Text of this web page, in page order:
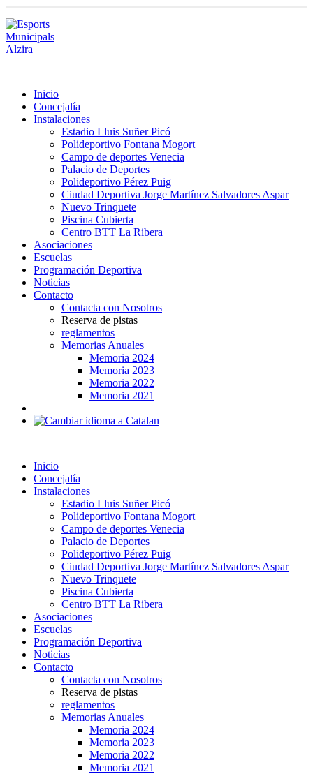
Inicio
Concejalía
Instalaciones
Estadio Lluis Suñer Picó
Polideportivo Fontana Mogort
Campo de deportes Venecia
Palacio de Deportes
Polideportivo Pérez Puig
Ciudad Deportiva Jorge Martínez Salvadores Aspar
Nuevo Trinquete
Piscina Cubierta
Centro BTT La Ribera
Asociaciones
Escuelas
Programación Deportiva
Noticias
Contacto
Contacta con Nosotros
Reserva de pistas
reglamentos
Memorias Anuales
Memoria 2024
Memoria 2023
Memoria 2022
Memoria 2021
Inicio
Concejalía
Instalaciones
Estadio Lluis Suñer Picó
Polideportivo Fontana Mogort
Campo de deportes Venecia
Palacio de Deportes
Polideportivo Pérez Puig
Ciudad Deportiva Jorge Martínez Salvadores Aspar
Nuevo Trinquete
Piscina Cubierta
Centro BTT La Ribera
Asociaciones
Escuelas
Programación Deportiva
Noticias
Contacto
Contacta con Nosotros
Reserva de pistas
reglamentos
Memorias Anuales
Memoria 2024
Memoria 2023
Memoria 2022
Memoria 2021